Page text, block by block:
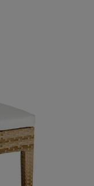
ist
zu
sorgt für ein
ohne
genießen.
Angebot